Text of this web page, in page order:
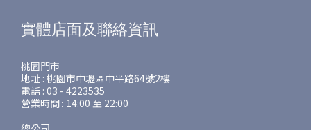
實體店面及聯絡資訊
桃園門市
地址 : 桃園市中壢區中平路64號2樓
電話 : 03 - 4223535
營業時間 : 14:00 至 22:00